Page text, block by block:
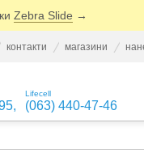
Zebra Slide →
контакти магазини
,
Lifecell
(063) 440-47-46